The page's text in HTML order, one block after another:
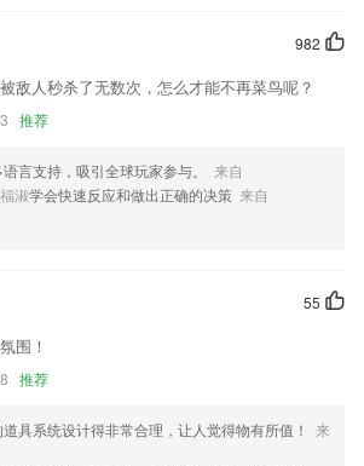
文教材、纯正发音、智能评分。
改器更新了什么?
改项目的整改对象问题。
线。
超个性Plog～
说出您的使用经历，以帮助我们更好的对产品进
982
敌人秒杀了无数次，怎么才能不再菜鸟呢？
推荐
语言支持，吸引全球玩家参与。
来自
淑学会快速反应和做出正确的决策 来自
55
围！
推荐
道具系统设计得非常合理，让人觉得物有所值！
来